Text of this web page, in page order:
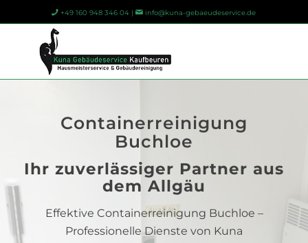
+49 160 948 346 04 | info@kuna-gebaeudeservice.de
Containerreinigung
Buchloe
Ihr zuverlässiger Partner aus
dem Allgäu
Effektive Containerreinigung Buchloe –
Professionelle Dienste von Kuna